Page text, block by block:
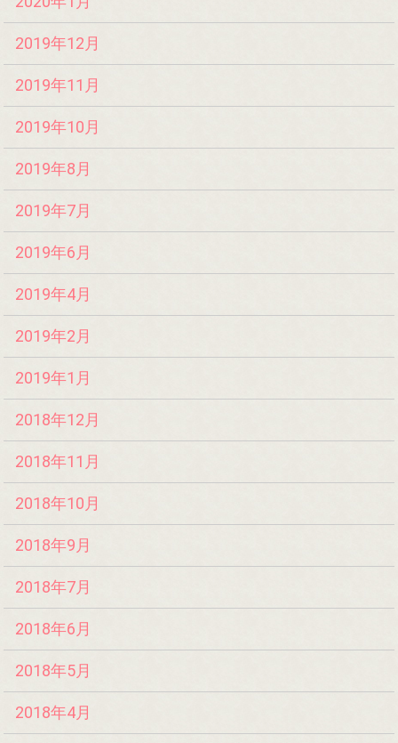
2019年12月
2019年11月
2019年10月
2019年8月
2019年7月
2019年6月
2019年4月
2019年2月
2019年1月
2018年12月
2018年11月
2018年10月
2018年9月
2018年7月
2018年6月
2018年5月
2018年4月